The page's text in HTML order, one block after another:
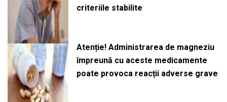
criteriile stabilite
Atenție! Administrarea de magneziu
împreună cu aceste medicamente
poate provoca reacții adverse grave